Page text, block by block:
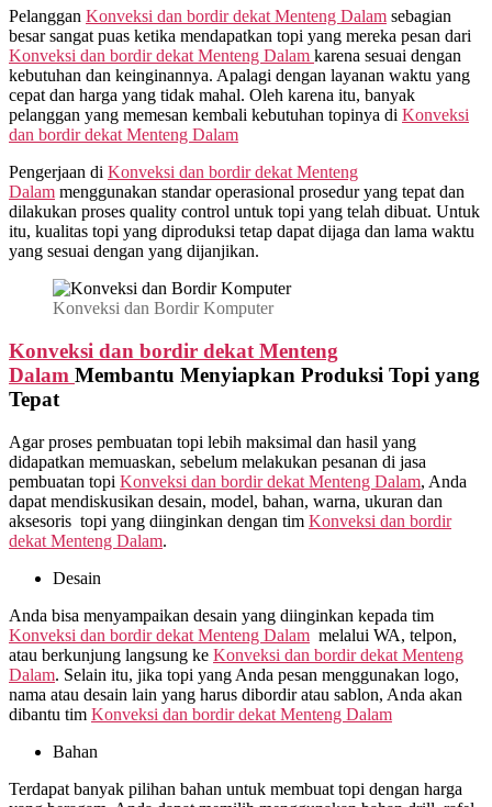
Pelanggan Konveksi dan bordir dekat Menteng Dalam sebagian
besar sangat puas ketika mendapatkan topi yang mereka pesan dari
Konveksi dan bordir dekat Menteng Dalam karena sesuai dengan
kebutuhan dan keinginannya. Apalagi dengan layanan waktu yang
cepat dan harga yang tidak mahal. Oleh karena itu, banyak
pelanggan yang memesan kembali kebutuhan topinya di Konveksi
dan bordir dekat Menteng Dalam
Pengerjaan di Konveksi dan bordir dekat Menteng
Dalam menggunakan standar operasional prosedur yang tepat dan
dilakukan proses quality control untuk topi yang telah dibuat. Untuk
itu, kualitas topi yang diproduksi tetap dapat dijaga dan lama waktu
yang sesuai dengan yang dijanjikan.
Konveksi dan Bordir Komputer
Konveksi dan bordir dekat Menteng
Dalam Membantu Menyiapkan Produksi Topi yang
Tepat
Agar proses pembuatan topi lebih maksimal dan hasil yang
didapatkan memuaskan, sebelum melakukan pesanan di jasa
pembuatan topi Konveksi dan bordir dekat Menteng Dalam, Anda
dapat mendiskusikan desain, model, bahan, warna, ukuran dan
aksesoris topi yang diinginkan dengan tim Konveksi dan bordir
dekat Menteng Dalam.
Desain
Anda bisa menyampaikan desain yang diinginkan kepada tim
Konveksi dan bordir dekat Menteng Dalam melalui WA, telpon,
atau berkunjung langsung ke Konveksi dan bordir dekat Menteng
Dalam. Selain itu, jika topi yang Anda pesan menggunakan logo,
nama atau desain lain yang harus dibordir atau sablon, Anda akan
dibantu tim Konveksi dan bordir dekat Menteng Dalam
Bahan
Terdapat banyak pilihan bahan untuk membuat topi dengan harga